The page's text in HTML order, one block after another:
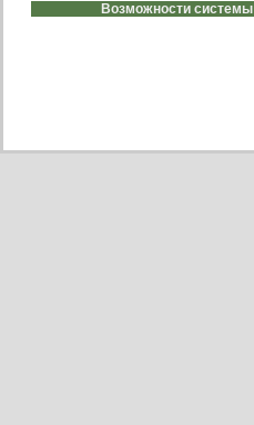
Возможности системы